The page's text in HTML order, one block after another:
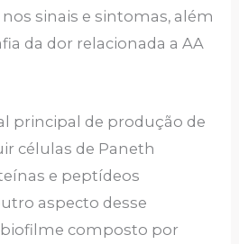
sinais e sintomas, além
da dor relacionada a AA
principal de produção de
células de Paneth
e peptídeos
aspecto desse
composto por